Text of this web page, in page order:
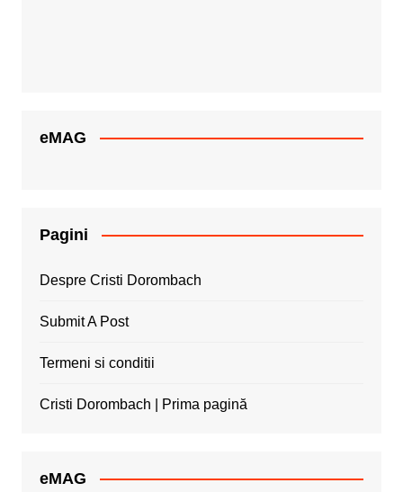
eMAG
Pagini
Despre Cristi Dorombach
Submit A Post
Termeni si conditii
Cristi Dorombach | Prima pagină
eMAG